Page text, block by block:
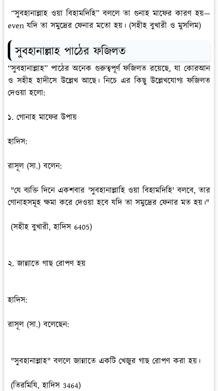
“সুবহানাল্লাহ ওয়া বিহামদিহি” বললে তা গুনাহ মাফের কারণ হয়—
even যদি তা সমুদ্রের ফেনার মতো হয়। (সহীহ বুখারী ও মুসলিম)
সুবহানাল্লাহ পাঠের ফজিলত
“সুবহানাল্লাহ” পাঠের অনেক গুরুত্বপূর্ণ ফজিলত রয়েছে, যা কোরআন
ও সহীহ হাদীসে উল্লেখ আছে। নিচে এর কিছু উল্লেখযোগ্য ফজিলত
দেওয়া হলো:
১. গোনাহ মাফের উপায়
হাদিস:
রাসূল (সা.) বলেন:
"যে ব্যক্তি দিনে একশবার 'সুবহানাল্লাহি ওয়া বিহামদিহি' বলবে, তার
গোনাহসমূহ ক্ষমা করে দেওয়া হবে যদি তা সমুদ্রের ফেনার মত হয়।"
(সহীহ বুখারী, হাদিস 6405)
২. জান্নাতে গাছ রোপণ হয়
হাদিস:
রাসূল (সা.) বলেছেন:
"সুবহানাল্লাহ" বললে জান্নাতে একটি খেজুর গাছ রোপণ করা হয়।
(তিরমিযি, হাদিস 3464)